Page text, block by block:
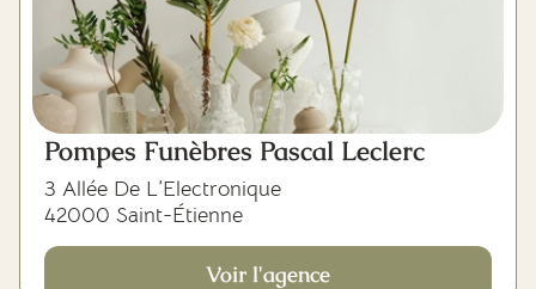
Pompes Funèbres Pascal Leclerc
3 Allée De L’Electronique
42000 Saint-Étienne
Voir l'agence